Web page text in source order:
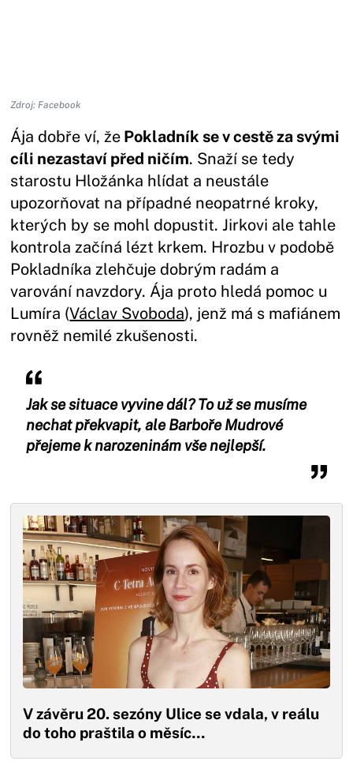
Zdroj: Facebook
Ája dobře ví, že Pokladník se v cestě za svými
cíli nezastaví před ničím. Snaží se tedy
starostu Hložánka hlídat a neustále
upozorňovat na případné neopatrné kroky,
kterých by se mohl dopustit. Jirkovi ale tahle
kontrola začíná lézt krkem. Hrozbu v podobě
Pokladníka zlehčuje dobrým radám a
varování navzdory. Ája proto hledá pomoc u
Lumíra (Václav Svoboda), jenž má s mafiánem
rovněž nemilé zkušenosti.
Jak se situace vyvine dál? To už se musíme
nechat překvapit, ale Barboře Mudrové
přejeme k narozeninám vše nejlepší.
V závěru 20. sezóny Ulice se vdala, v reálu
do toho praštila o měsíc…